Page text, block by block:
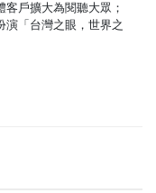
戶擴大為閱聽大眾；
「台灣之眼，世界之